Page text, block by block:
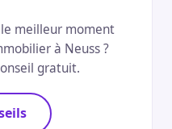
meilleur moment
à Neuss ?
gratuit.